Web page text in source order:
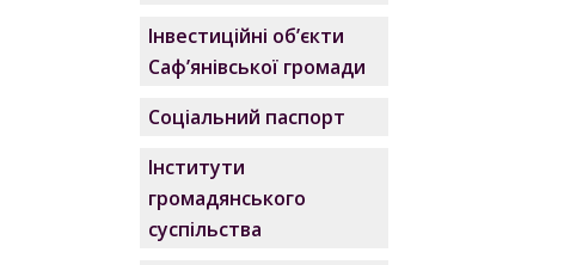
Інвестиційні об’єкти
Саф’янівської громади
Соціальний паспорт
Інститути
громадянського
суспільства